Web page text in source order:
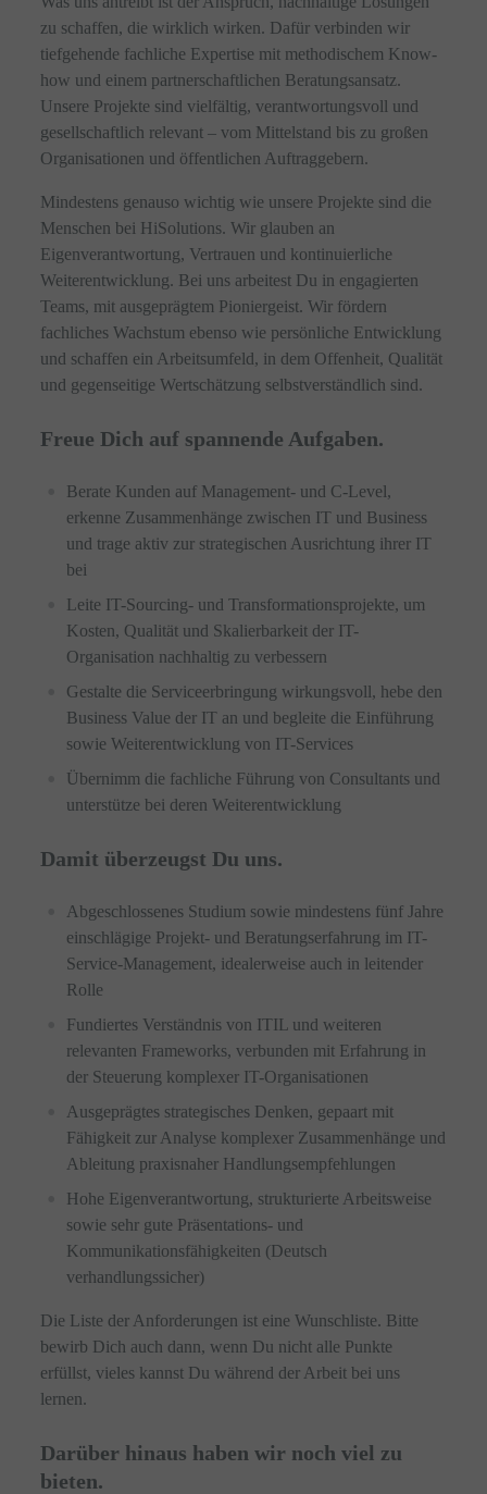
zu schaffen, die wirklich wirken. Dafür verbinden wir
tiefgehende fachliche Expertise mit methodischem Know-
how und einem partnerschaftlichen Beratungsansatz.
Unsere Projekte sind vielfältig, verantwortungsvoll und
gesellschaftlich relevant – vom Mittelstand bis zu großen
Organisationen und öffentlichen Auftraggebern.
Mindestens genauso wichtig wie unsere Projekte sind die
Menschen bei HiSolutions. Wir glauben an
Eigenverantwortung, Vertrauen und kontinuierliche
Weiterentwicklung. Bei uns arbeitest Du in engagierten
Teams, mit ausgeprägtem Pioniergeist. Wir fördern
fachliches Wachstum ebenso wie persönliche Entwicklung
und schaffen ein Arbeitsumfeld, in dem Offenheit, Qualität
und gegenseitige Wertschätzung selbstverständlich sind.
Freue Dich auf spannende Aufgaben.
Berate Kunden auf Management- und C-Level,
erkenne Zusammenhänge zwischen IT und Business
und trage aktiv zur strategischen Ausrichtung ihrer IT
bei
Leite IT-Sourcing- und Transformationsprojekte, um
Kosten, Qualität und Skalierbarkeit der IT-
Organisation nachhaltig zu verbessern
Gestalte die Serviceerbringung wirkungsvoll, hebe den
Business Value der IT an und begleite die Einführung
sowie Weiterentwicklung von IT-Services
Übernimm die fachliche Führung von Consultants und
unterstütze bei deren Weiterentwicklung
Damit überzeugst Du uns.
Abgeschlossenes Studium sowie mindestens fünf Jahre
einschlägige Projekt- und Beratungserfahrung im IT-
Service-Management, idealerweise auch in leitender
Rolle
Fundiertes Verständnis von ITIL und weiteren
relevanten Frameworks, verbunden mit Erfahrung in
der Steuerung komplexer IT-Organisationen
Ausgeprägtes strategisches Denken, gepaart mit
Fähigkeit zur Analyse komplexer Zusammenhänge und
Ableitung praxisnaher Handlungsempfehlungen
Hohe Eigenverantwortung, strukturierte Arbeitsweise
sowie sehr gute Präsentations- und
Kommunikationsfähigkeiten (Deutsch
verhandlungssicher)
Die Liste der Anforderungen ist eine Wunschliste. Bitte
bewirb Dich auch dann, wenn Du nicht alle Punkte
erfüllst, vieles kannst Du während der Arbeit bei uns
lernen.
Darüber hinaus haben wir noch viel zu
bieten.